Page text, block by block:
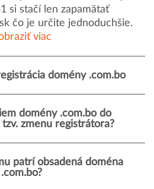
si stačí len zapamätať
čo je určite jednoduchšie.
viac
domény .com.bo
domény .com.bo do
zmenu registrátora?
patrí obsadená doména
.com.bo?